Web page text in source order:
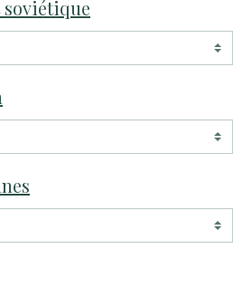
soviétique